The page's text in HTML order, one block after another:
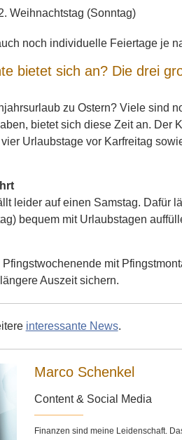
Weihnachtstag (Sonntag)
noch individuelle Feiertage je
bietet sich an? Die drei
zu Ostern? Viele sind
bietet sich diese Zeit an. Der
Urlaubstage vor Karfreitag
leider auf einen Samstag. Dafür
bequem mit Urlaubstagen
mit
Auszeit sichern.
interessante News.
Marco Schenkel
Content & Social Media
Finanzen sind meine Leidenschaft.